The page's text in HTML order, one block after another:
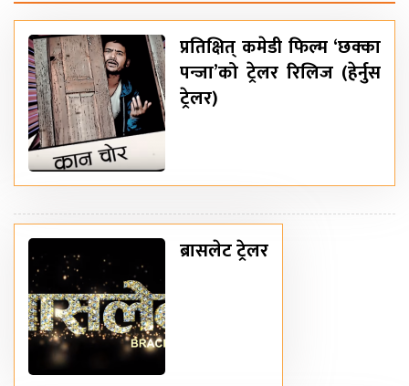
प्रतिक्षित् कमेडी फिल्म ‘छक्का
पन्जा’को ट्रेलर रिलिज (हेर्नुस
ट्रेलर)
ब्रासलेट ट्रेलर